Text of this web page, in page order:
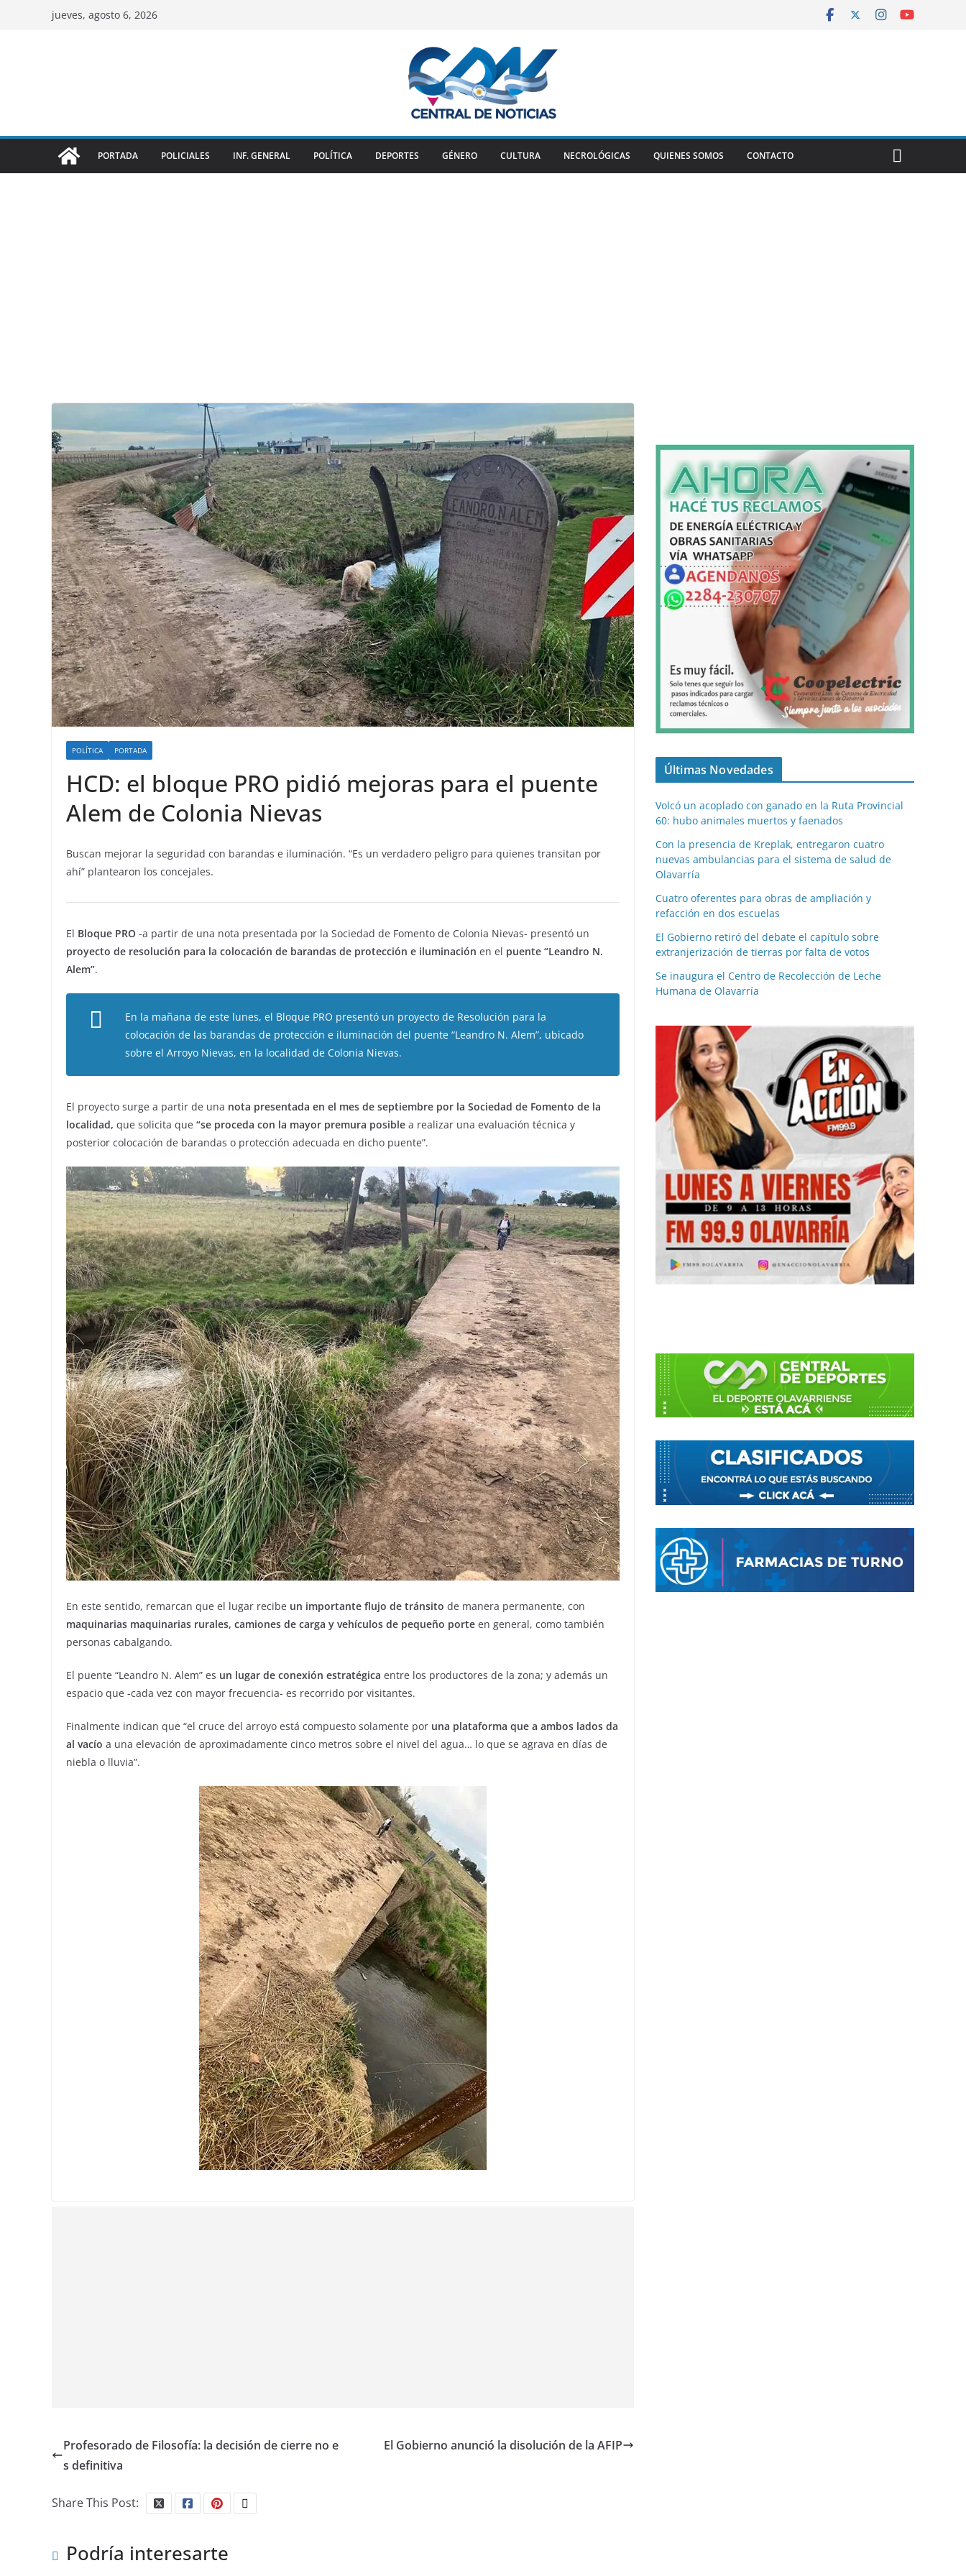
jueves, agosto 6, 2026
PORTADA POLICIALES INF. GENERAL POLÍTICA DEPORTES GÉNERO CULTURA NECROLÓGICAS QUIENES SOMOS CONTACTO
POLÍTICA PORTADA
HCD: el bloque PRO pidió mejoras para el puente
Alem de Colonia Nievas
Buscan mejorar la seguridad con barandas e iluminación. “Es un verdadero peligro para quienes transitan por
ahí” plantearon los concejales.
El Bloque PRO -a partir de una nota presentada por la Sociedad de Fomento de Colonia Nievas- presentó un
proyecto de resolución para la colocación de barandas de protección e iluminación en el puente “Leandro N.
Alem”.
En la mañana de este lunes, el Bloque PRO presentó un proyecto de Resolución para la
colocación de las barandas de protección e iluminación del puente “Leandro N. Alem”, ubicado
sobre el Arroyo Nievas, en la localidad de Colonia Nievas.
El proyecto surge a partir de una nota presentada en el mes de septiembre por la Sociedad de Fomento de la
localidad, que solicita que “se proceda con la mayor premura posible a realizar una evaluación técnica y
posterior colocación de barandas o protección adecuada en dicho puente”.
En este sentido, remarcan que el lugar recibe un importante flujo de tránsito de manera permanente, con
maquinarias maquinarias rurales, camiones de carga y vehículos de pequeño porte en general, como también
personas cabalgando.
El puente “Leandro N. Alem” es un lugar de conexión estratégica entre los productores de la zona; y además un
espacio que -cada vez con mayor frecuencia- es recorrido por visitantes.
Finalmente indican que “el cruce del arroyo está compuesto solamente por una plataforma que a ambos lados da
al vacío a una elevación de aproximadamente cinco metros sobre el nivel del agua… lo que se agrava en días de
niebla o lluvia”.
Profesorado de Filosofía: la decisión de cierre no e
s definitiva
El Gobierno anunció la disolución de la AFIP
Share This Post:
Podría interesarte
Últimas Novedades
Volcó un acoplado con ganado en la Ruta Provincial
60: hubo animales muertos y faenados
Con la presencia de Kreplak, entregaron cuatro
nuevas ambulancias para el sistema de salud de
Olavarría
Cuatro oferentes para obras de ampliación y
refacción en dos escuelas
El Gobierno retiró del debate el capítulo sobre
extranjerización de tierras por falta de votos
Se inaugura el Centro de Recolección de Leche
Humana de Olavarría